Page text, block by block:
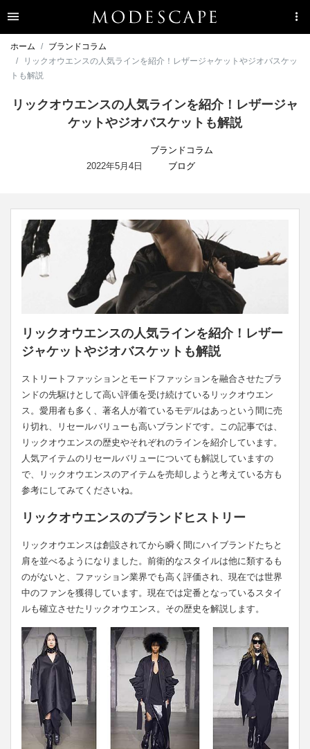
ホーム
ブランドコラム
リックオウエンスの人気ラインを紹介！レザージャケットやジオバスケッ
トも解説
リックオウエンスの人気ラインを紹介！レザージャ
ケットやジオバスケットも解説
2022年5月4日
ブランドコラム
ブログ
リックオウエンスの人気ラインを紹介！レザー
ジャケットやジオバスケットも解説
ストリートファッションとモードファッションを融合させたブラ
ンドの先駆けとして高い評価を受け続けているリックオウエン
ス。愛用者も多く、著名人が着ているモデルはあっという間に売
り切れ、リセールバリューも高いブランドです。この記事では、
リックオウエンスの歴史やそれぞれのラインを紹介しています。
人気アイテムのリセールバリューについても解説していますの
で、リックオウエンスのアイテムを売却しようと考えている方も
参考にしてみてくださいね。
リックオウエンスのブランドヒストリー
リックオウエンスは創設されてから瞬く間にハイブランドたちと
肩を並べるようになりました。前衛的なスタイルは他に類するも
のがないと、ファッション業界でも高く評価され、現在では世界
中のファンを獲得しています。現在では定番となっているスタイ
ルも確立させたリックオウエンス。その歴史を解説します。